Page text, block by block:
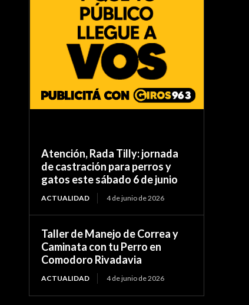
Atención, Rada Tilly: jornada
de castración para perros y
gatos este sábado 6 de junio
ACTUALIDAD 4 de junio de 2026
Taller de Manejo de Correa y
Caminata con tu Perro en
Comodoro Rivadavia
ACTUALIDAD 4 de junio de 2026